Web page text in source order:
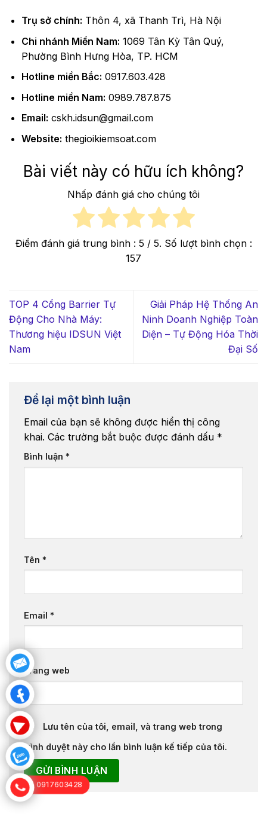
Trụ sở chính: Thôn 4, xã Thanh Trì, Hà Nội
Chi nhánh Miền Nam: 1069 Tân Kỳ Tân Quý,
Phường Bình Hưng Hòa, TP. HCM
Hotline miền Bắc: 0917.603.428
Hotline miền Nam: 0989.787.875
Email: cskh.idsun@gmail.com
Website: thegioikiemsoat.com
Bài viết này có hữu ích không?
Nhấp đánh giá cho chúng tôi
Điểm đánh giá trung bình : 5 / 5. Số lượt bình chọn :
157
TOP 4 Cổng Barrier Tự
Động Cho Nhà Máy:
Thương hiệu IDSUN Việt
Nam
Giải Pháp Hệ Thống An
Ninh Doanh Nghiệp Toàn
Diện – Tự Động Hóa Thời
Đại Số
Để lại một bình luận
Email của bạn sẽ không được hiển thị công
khai. Các trường bắt buộc được đánh dấu *
Bình luận *
Tên *
Email *
Trang web
Lưu tên của tôi, email, và trang web trong
trình duyệt này cho lần bình luận kế tiếp của tôi.
0917603428